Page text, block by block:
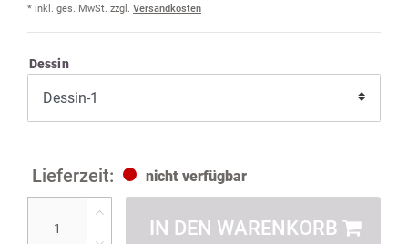
* inkl. ges. MwSt. zzgl. Versandkosten
Dessin
nicht verfügbar
IN DEN WARENKORB